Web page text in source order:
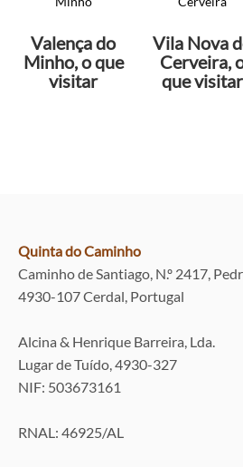
Valença do
Minho, o que
visitar
Vila Nova
Cerveira,
que visitar
Quinta do Caminho
Caminho de Santiago, N.º 2417,
4930-107 Cerdal, Portugal
Alcina & Henrique Barreira, Lda.
Lugar de Tuído, 4930-327
NIF: 503673161
RNAL: 46925/AL